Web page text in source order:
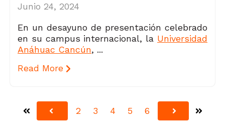
Junio 24, 2024
En un desayuno de presentación celebrado
en su campus internacional, la Universidad
Anáhuac Cancún, ...
Read More
PrimeraAnterior2 3 4 5 6 SiguienteÚltima